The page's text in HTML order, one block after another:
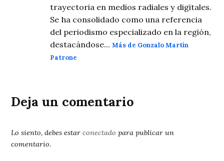
trayectoria en medios radiales y digitales.
Se ha consolidado como una referencia
del periodismo especializado en la región,
destacándose...Más de Gonzalo Martín
Patrone
Deja un comentario
Lo siento, debes estarconectado para publicar un
comentario.